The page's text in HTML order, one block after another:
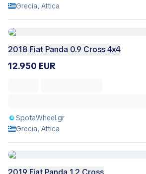
Grecia, Attica
2018 Fiat Panda 0.9 Cross 4x4
12.950 EUR
SpotaWheel.gr
Grecia, Attica